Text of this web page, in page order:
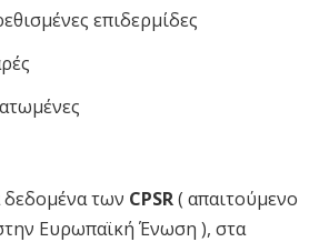
επιδερμίδες
των CPSR( απαιτούμενο
Ευρωπαϊκή Ένωση ), στα